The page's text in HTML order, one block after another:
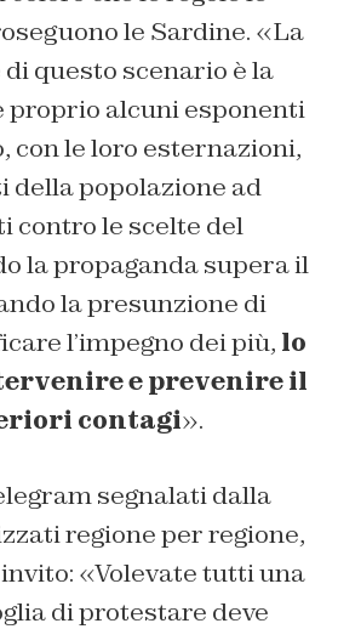
le Sardine. «La
questo scenario è la
proprio alcuni esponenti
con le loro esternazioni,
della popolazione ad
contro le scelte del
la propaganda supera il
la presunzione di
l’impegno dei più, lo
e prevenire il
contagi».
segnalati dalla
regione per regione,
«Volevate tutti una
di protestare deve